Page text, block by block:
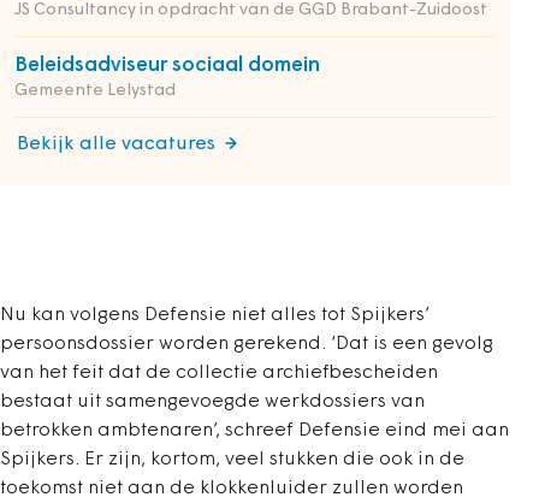
JS Consultancy in opdracht van de GGD Brabant-Zuidoost
Beleidsadviseur sociaal domein
Gemeente Lelystad
Bekijk alle vacatures
Nu kan volgens Defensie niet alles tot Spijkers’
persoonsdossier worden gerekend. ‘Dat is een gevolg
van het feit dat de collectie archiefbescheiden
bestaat uit samengevoegde werkdossiers van
betrokken ambtenaren’, schreef Defensie eind mei aan
Spijkers. Er zijn, kortom, veel stukken die ook in de
toekomst niet aan de klokkenluider zullen worden